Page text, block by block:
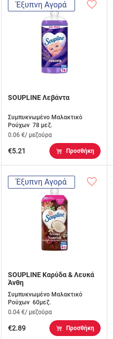
Έξυπνη Αγορά
SOUPLINE Λεβάντα
Συμπυκνωμένο Μαλακτικό
Ρούχων 78 μεζ.
0.06 €/ μεζούρα
€5.21 Προσθήκη
Έξυπνη Αγορά
SOUPLINE Καρύδα & Λευκά
Άνθη
Συμπυκνωμένο Μαλακτικό
Ρούχων 60μεζ.
0.04 €/ μεζούρα
€2.89 Προσθήκη